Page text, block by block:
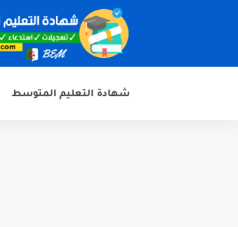
شهادة التعليم المتوسط